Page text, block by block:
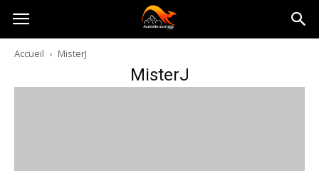
Australia-
australie.com
Accueil MisterJ
MisterJ